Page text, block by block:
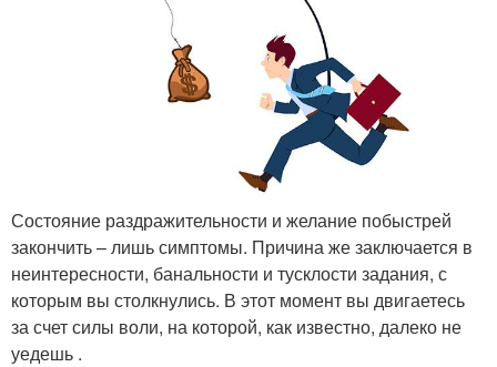
Состояние раздражительности и желание побыстрей
закончить – лишь симптомы. Причина же заключается в
неинтересности, банальности и тусклости задания, с
которым вы столкнулись. В этот момент вы двигаетесь
за счет силы воли, на которой, как известно, далеко не
уедешь .